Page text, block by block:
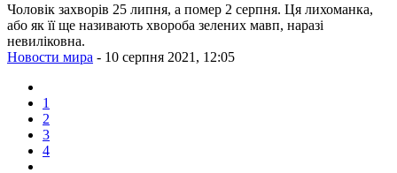
Чоловік захворів 25 липня, а помер 2 серпня. Ця лихоманка,
або як її ще називають хвороба зелених мавп, наразі
невиліковна.
Новости мира - 10 серпня 2021, 12:05
1
2
3
4